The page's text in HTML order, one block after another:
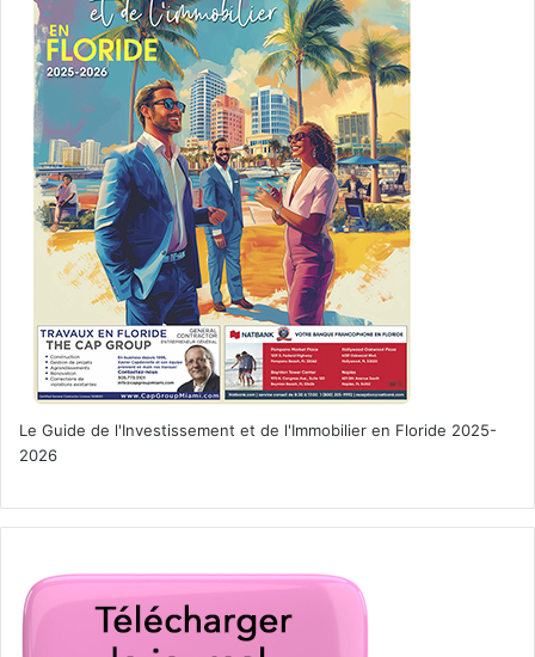
Le Guide de l'Investissement et de l'Immobilier en Floride 2025-
2026